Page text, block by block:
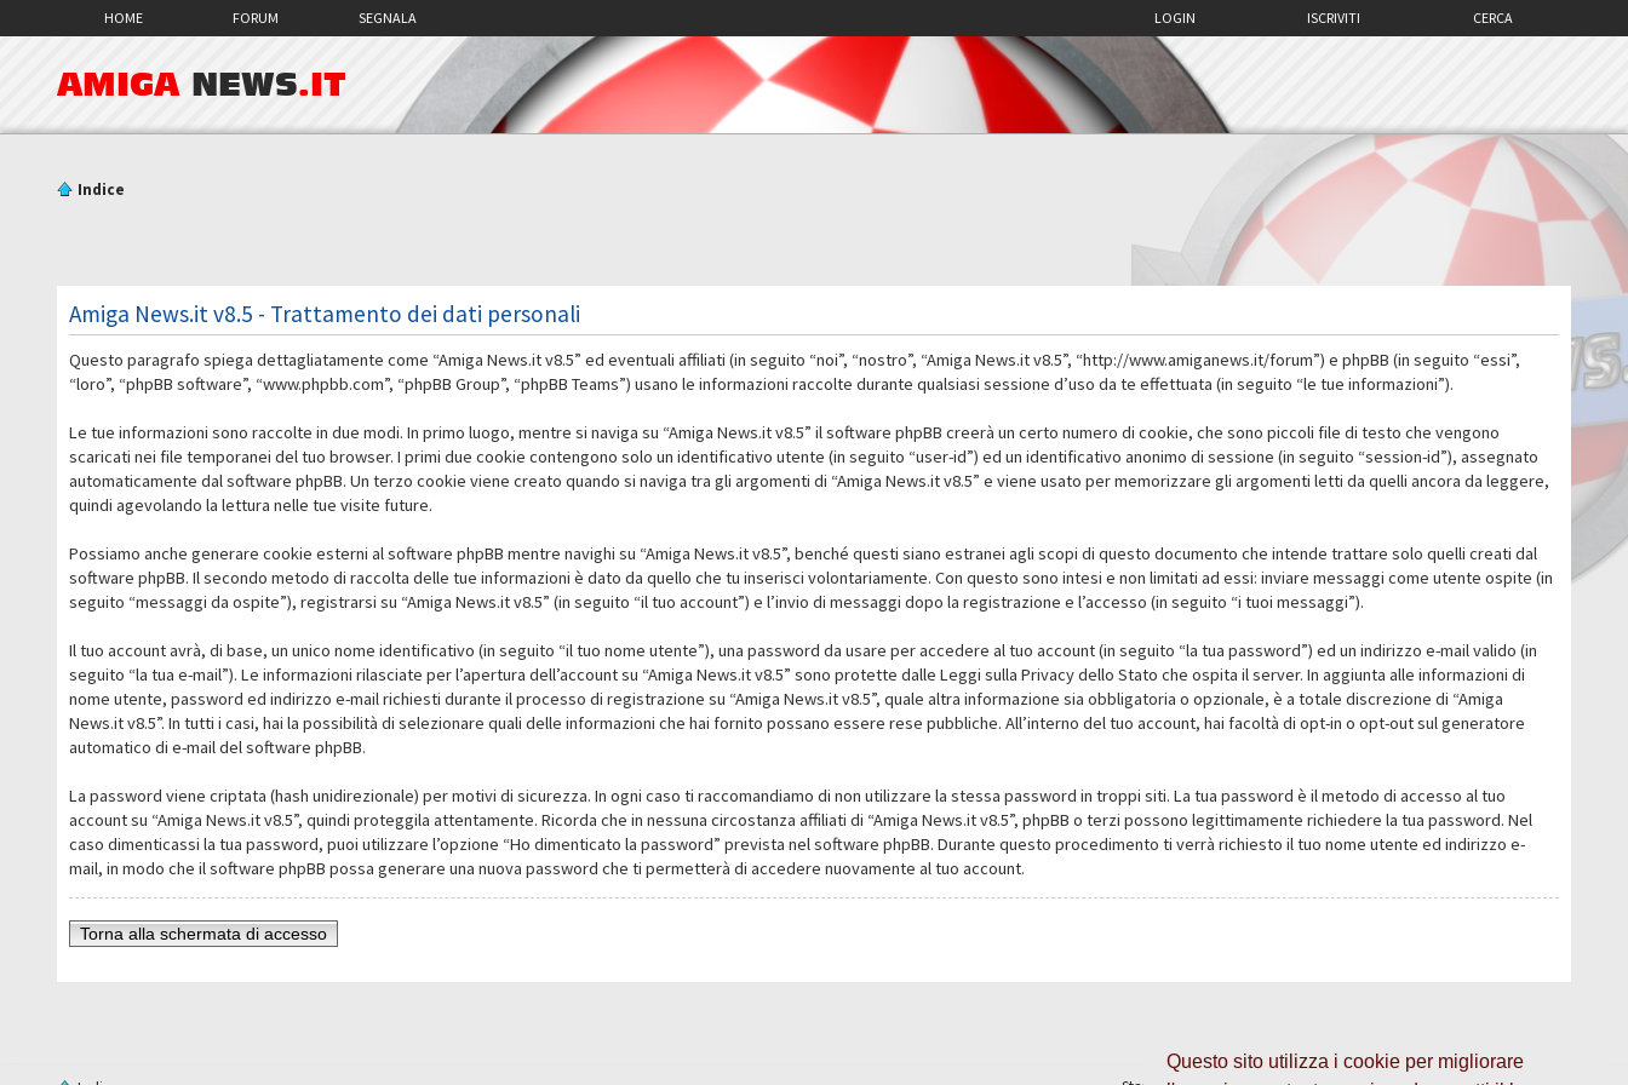
Questo sito utilizza i cookie per migliorare
HOME FORUM SEGNALA CERCA
ISCRIVITI
LOGIN
AMIGA NEWS.IT
Indice
Amiga News.it v8.5 - Trattamento dei dati personali
Questo paragrafo spiega dettagliatamente come “Amiga News.it v8.5” ed eventuali affiliati (in seguito “noi”, “nostro”, “Amiga News.it v8.5”, “http://www.amiganews.it/forum”) e phpBB (in seguito “essi”,
“loro”, “phpBB software”, “www.phpbb.com”, “phpBB Group”, “phpBB Teams”) usano le informazioni raccolte durante qualsiasi sessione d’uso da te effettuata (in seguito “le tue informazioni”).
Le tue informazioni sono raccolte in due modi. In primo luogo, mentre si naviga su “Amiga News.it v8.5” il software phpBB creerà un certo numero di cookie, che sono piccoli file di testo che vengono
scaricati nei file temporanei del tuo browser. I primi due cookie contengono solo un identificativo utente (in seguito “user-id”) ed un identificativo anonimo di sessione (in seguito “session-id”), assegnato
automaticamente dal software phpBB. Un terzo cookie viene creato quando si naviga tra gli argomenti di “Amiga News.it v8.5” e viene usato per memorizzare gli argomenti letti da quelli ancora da leggere,
quindi agevolando la lettura nelle tue visite future.
Possiamo anche generare cookie esterni al software phpBB mentre navighi su “Amiga News.it v8.5”, benché questi siano estranei agli scopi di questo documento che intende trattare solo quelli creati dal
software phpBB. Il secondo metodo di raccolta delle tue informazioni è dato da quello che tu inserisci volontariamente. Con questo sono intesi e non limitati ad essi: inviare messaggi come utente ospite (in
seguito “messaggi da ospite”), registrarsi su “Amiga News.it v8.5” (in seguito “il tuo account”) e l’invio di messaggi dopo la registrazione e l’accesso (in seguito “i tuoi messaggi”).
Il tuo account avrà, di base, un unico nome identificativo (in seguito “il tuo nome utente”), una password da usare per accedere al tuo account (in seguito “la tua password”) ed un indirizzo e-mail valido (in
seguito “la tua e-mail”). Le informazioni rilasciate per l’apertura dell’account su “Amiga News.it v8.5” sono protette dalle Leggi sulla Privacy dello Stato che ospita il server. In aggiunta alle informazioni di
nome utente, password ed indirizzo e-mail richiesti durante il processo di registrazione su “Amiga News.it v8.5”, quale altra informazione sia obbligatoria o opzionale, è a totale discrezione di “Amiga
News.it v8.5”. In tutti i casi, hai la possibilità di selezionare quali delle informazioni che hai fornito possano essere rese pubbliche. All’interno del tuo account, hai facoltà di opt-in o opt-out sul generatore
automatico di e-mail del software phpBB.
La password viene criptata (hash unidirezionale) per motivi di sicurezza. In ogni caso ti raccomandiamo di non utilizzare la stessa password in troppi siti. La tua password è il metodo di accesso al tuo
account su “Amiga News.it v8.5”, quindi proteggila attentamente. Ricorda che in nessuna circostanza affiliati di “Amiga News.it v8.5”, phpBB o terzi possono legittimamente richiedere la tua password. Nel
caso dimenticassi la tua password, puoi utilizzare l’opzione “Ho dimenticato la password” prevista nel software phpBB. Durante questo procedimento ti verrà richiesto il tuo nome utente ed indirizzo e-
mail, in modo che il software phpBB possa generare una nuova password che ti permetterà di accedere nuovamente al tuo account.
Torna alla schermata di accesso